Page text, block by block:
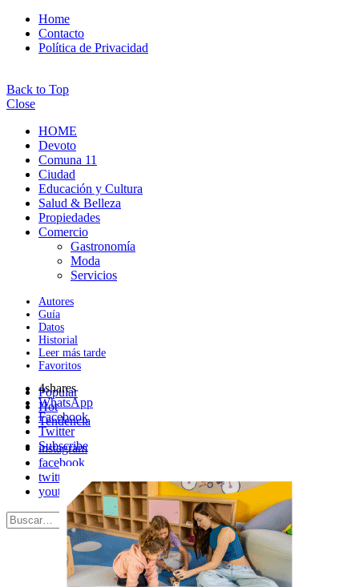
Home
Contacto
Política de Privacidad
Back to Top
Close
HOME
Devoto
Comuna 11
Ciudad
Educación y Cultura
Salud & Belleza
Propiedades
Comercio
Gastronomía
Moda
Servicios
Autores
Guía
Datos
Historial
Leer más tarde
Favoritos
Popular
Hot
Tendencia
instagram
facebook
twitter
youtube
Search
for:
Search
4shares
WhatsApp
Facebook
Twitter
Subscribe